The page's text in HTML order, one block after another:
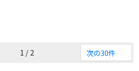
1 / 2 次の30件